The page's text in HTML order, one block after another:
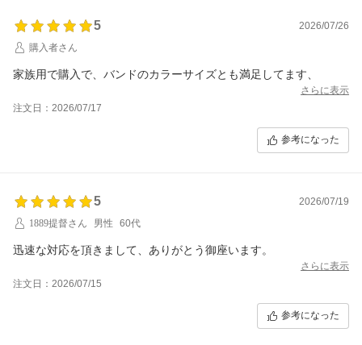
5
2026/07/26
購入者さん
家族用で購入で、バンドのカラーサイズとも満足してます、
さらに表示
注文日：2026/07/17
参考になった
5
2026/07/19
1889提督さん
男性 60代
迅速な対応を頂きまして、ありがとう御座います。
さらに表示
注文日：2026/07/15
参考になった